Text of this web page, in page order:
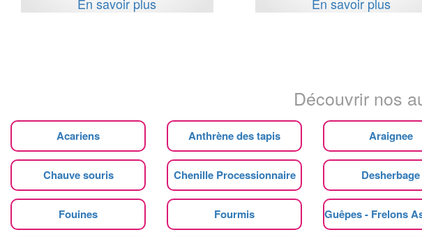
En savoir plus En savoir plus
Découvrir nos
Acariens Anthrène des tapis Araignee
Chauve souris Chenille Processionnaire Desherbage
Fouines Fourmis Guêpes - Frelons